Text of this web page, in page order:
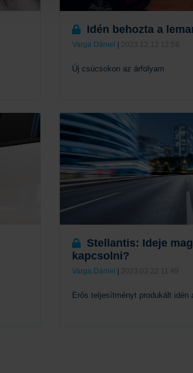
Idén behozta a
Varga Dániel 2023.12.12 12:58
Új csúcsokon az árfolyam
Tovább
Stellantis: Ideje
kapcsolni?
Varga Dániel | 2023.03.22 11:49
Erős teljesítményt produkált idén